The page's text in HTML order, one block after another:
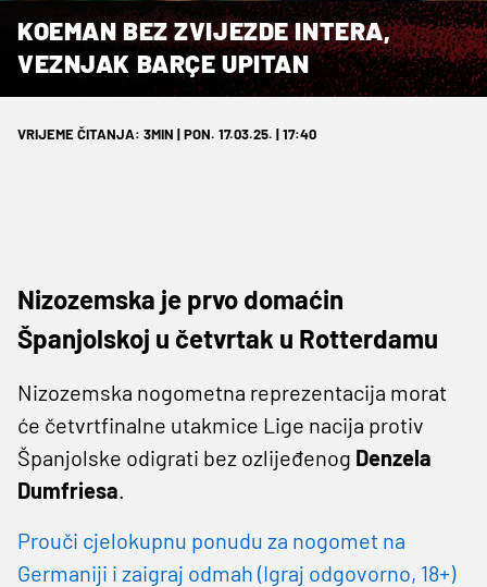
KOEMAN BEZ ZVIJEZDE INTERA,
VEZNJAK BARÇE UPITAN
VRIJEME ČITANJA: 3MIN | PON. 17.03.25. | 17:40
Nizozemska je prvo domaćin
Španjolskoj u četvrtak u Rotterdamu
Nizozemska nogometna reprezentacija morat
će četvrtfinalne utakmice Lige nacija protiv
Španjolske odigrati bez ozlijeđenog Denzela
Dumfriesa.
Prouči cjelokupnu ponudu za nogomet na
Germaniji i zaigraj odmah (Igraj odgovorno, 18+)